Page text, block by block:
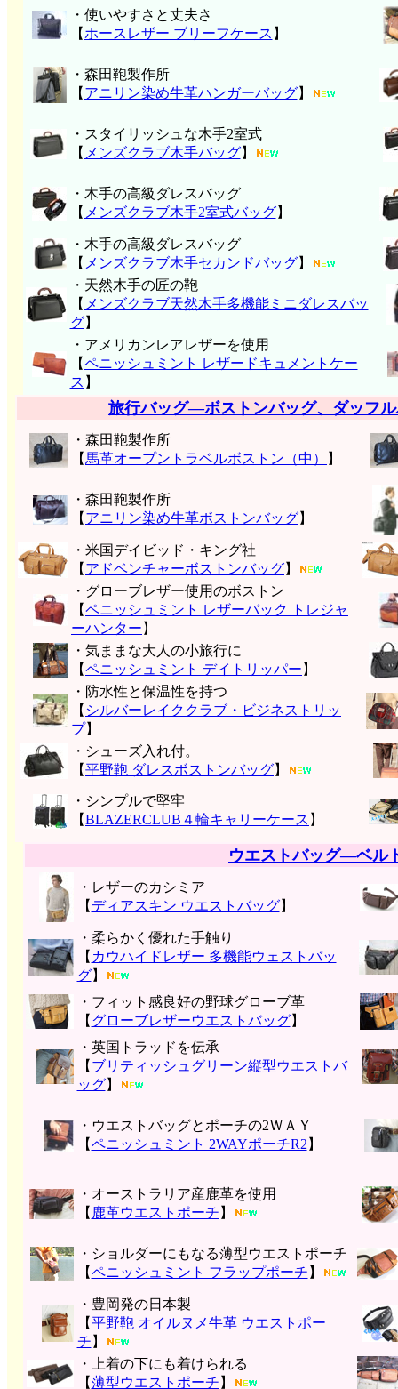
・使いやすさと丈夫さ
【 ホースレザー ブリーフケース 】
・森田鞄製作所
【 アニリン染め牛革ハンガーバッグ】
・スタイリッシュな木手2室式
【 メンズクラブ木手バッグ】
・木手の高級ダレスバッグ
【 メンズクラブ木手2室式バッグ】
・木手の高級ダレスバッグ
【 メンズクラブ木手セカンドバッグ】
・天然木手の匠の鞄
【 メンズクラブ天然木手多機能ミニダレスバッ
グ】
・アメリカンレアレザーを使用
【ペニッシュミント レザードキュメントケー
ス 】
旅行バッグ―ボストンバッグ、ダッフ
・森田鞄製作所
【 馬革オープントラベルボストン（中） 】
・森田鞄製作所
【 アニリン染め牛革ボストンバッグ】
・米国デイビッド・キング社
【 アドベンチャーボストンバッグ】
・グローブレザー使用のボストン
【ペニッシュミント レザーバック トレジャ
ーハンター 】
・気ままな大人の小旅行に
【ペニッシュミント デイトリッパー 】
・防水性と保温性を持つ
【 シルバーレイククラブ・ビジネストリッ
プ】
・シューズ入れ付。
【平野鞄 ダレスボストンバッグ】
・シンプルで堅牢
【BLAZERCLUB４輪キャリーケース 】
ウエストバッグ―ベル
・レザーのカシミア
【 ディアスキン ウエストバッグ】
・柔らかく優れた手触り
【 カウハイドレザー 多機能ウェストバッ
グ】
・フィット感良好の野球グローブ革
【 グローブレザーウエストバッグ】
・英国トラッドを伝承
【 ブリティッシュグリーン縦型ウエストバ
ッグ】
・ウエストバッグとポーチの2ＷＡＹ
【ペニッシュミント 2WAYポーチR2 】
・オーストラリア産鹿革を使用
【 鹿革ウエストポーチ 】
・ショルダーにもなる薄型ウエストポーチ
【ペニッシュミント フラップポーチ 】
・豊岡発の日本製
【平野鞄 オイルヌメ牛革 ウエストポー
チ 】
・上着の下にも着けられる
【薄型ウエストポーチ 】